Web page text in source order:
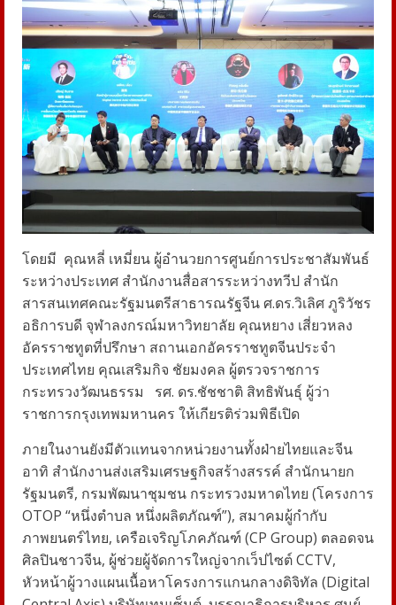
โดยมี คุณหลี่ เหมี่ยน ผู้อำนวยการศูนย์การประชาสัมพันธ์
ระหว่างประเทศ สำนักงานสื่อสารระหว่างทวีป สำนัก
สารสนเทศคณะรัฐมนตรีสาธารณรัฐจีน ศ.ดร.วิเลิศ ภูริวัชร
อธิการบดี จุฬาลงกรณ์มหาวิทยาลัย คุณหยาง เสี่ยวหลง
อัครราชทูตที่ปรึกษา สถานเอกอัครราชทูตจีนประจำ
ประเทศไทย คุณเสริมกิจ ชัยมงคล ผู้ตรวจราชการ
กระทรวงวัฒนธรรม
รศ. ดร.ชัชชาติ สิทธิพันธุ์ ผู้ว่า
ราชการกรุงเทพมหานคร ให้เกียรติร่วมพิธีเปิด
ภายในงานยังมีตัวแทนจากหน่วยงานทั้งฝ่ายไทยและจีน
อาทิ สำนักงานส่งเสริมเศรษฐกิจสร้างสรรค์ สำนักนายก
รัฐมนตรี, กรมพัฒนาชุมชน กระทรวงมหาดไทย (โครงการ
OTOP “หนึ่งตำบล หนึ่งผลิตภัณฑ์”), สมาคมผู้กำกับ
ภาพยนตร์ไทย, เครือเจริญโภคภัณฑ์ (CP Group) ตลอดจน
ศิลปินชาวจีน, ผู้ช่วยผู้จัดการใหญ่จากเว็ปไซต์ CCTV,
หัวหน้าผู้วางแผนเนื้อหาโครงการแกนกลางดิจิทัล (Digital